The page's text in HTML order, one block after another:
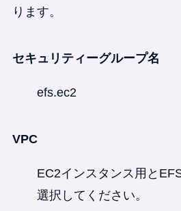
ります。
セキュリティーグループ名
efs.ec2
VPC
EC2インスタンス用と
選択してください。